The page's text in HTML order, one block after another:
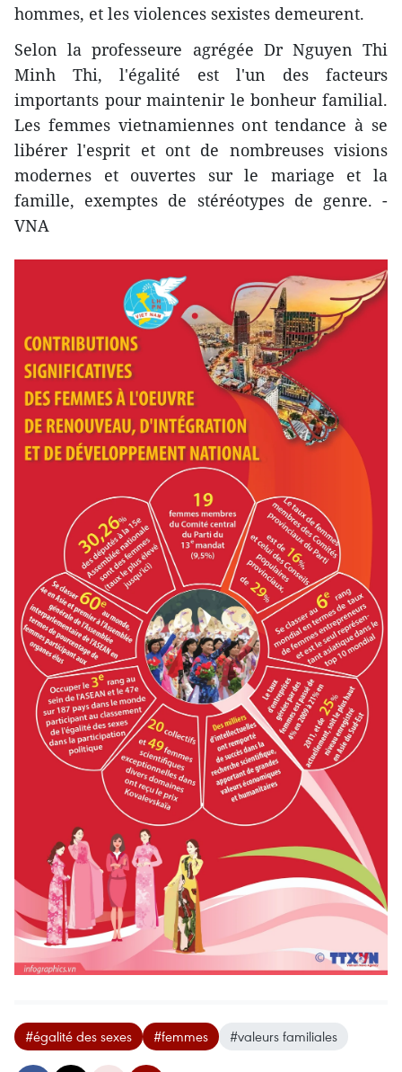
hommes, et les violences sexistes demeurent.
Selon la professeure agrégée Dr Nguyen Thi
Minh Thi, l'égalité est l'un des facteurs
importants pour maintenir le bonheur familial.
Les femmes vietnamiennes ont tendance à se
libérer l'esprit et ont de nombreuses visions
modernes et ouvertes sur le mariage et la
famille, exemptes de stéréotypes de genre. -
VNA
#égalité des sexes #femmes #valeurs familiales